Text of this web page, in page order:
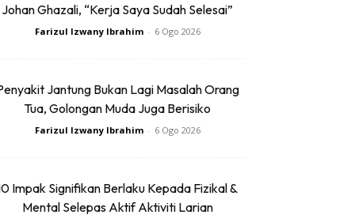
Johan Ghazali, “Kerja Saya Sudah Selesai”
Farizul Izwany Ibrahim - 6 Ogo 2026
Jantung Bukan Lagi Masalah Orang
Tua, Golongan Muda Juga Berisiko
Farizul Izwany Ibrahim - 6 Ogo 2026
Impak Signifikan Berlaku Kepada Fizikal &
Mental Selepas Aktif Aktiviti Larian